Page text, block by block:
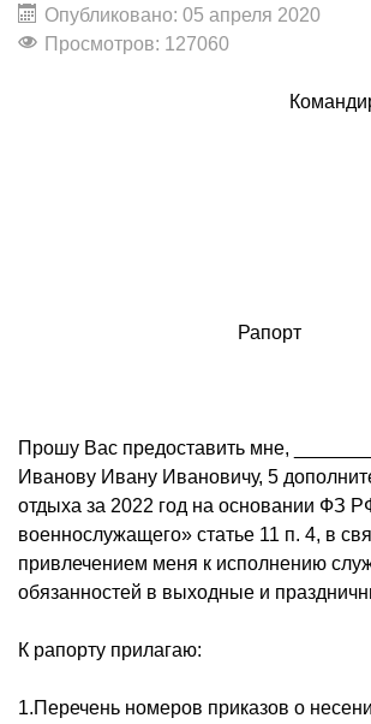
Опубликовано: 05 апреля 2020
Просмотров: 127060
Рапорт
Прошу Вас предоставить мне,
Иванову Ивану Ивановичу, 5
отдыха за 2022 год на основании ФЗ
военнослужащего» статье 11 п. 4, в
привлечением меня к исполнению
обязанностей в выходные и
К рапорту прилагаю:
1.Перечень номеров приказов о